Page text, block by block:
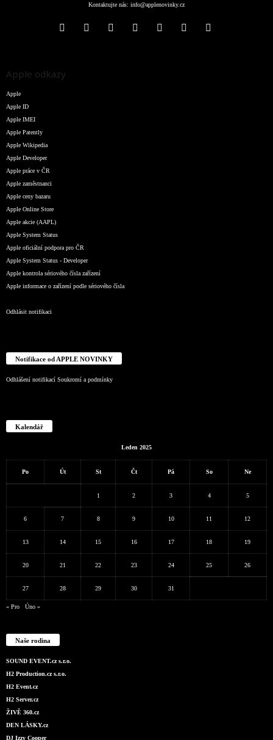
Kontaktujte nás: info@applenovinky.cz
Apple odkazy
Apple
Apple ID
Apple IMEI
Apple Patently
Apple Wikipedia
Apple Developer
Apple práce v ČR
Apple zaměstnanci
Apple ceny bazaru
Apple Online Store
Apple akcie (AAPL)
Apple System Status
Apple oficiální podpora pro ČR
Apple System Status - Developer
Apple kontrola sériového čísla zařízení
Apple informace o zařízení podle sériového čísla
Odhlásit notifikaci
Notifikace od APPLE NOVINKY
Odhlášení notifikací Soukromí a podmínky
Kalendář
Leden 2025
Po Út St Čt Pá So Ne
1 2 3 4 5
6 7 8 9 10 11 12
13 14 15 16 17 18 19
20 21 22 23 24 25 26
27 28 29 30 31
« Pro Úno »
Naše rodina
SOUND EVENT.cz s.r.o.
H2 Production.cz s.r.o.
H2 Event.cz
H2 Server.cz
ŽIVĚ 360.cz
DEN LÁSKY.cz
DJ Izzy Cooper